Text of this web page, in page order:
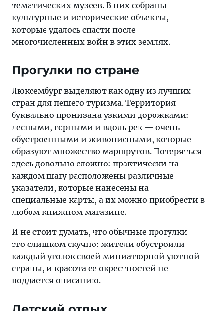
тематических музеев. В них собраны
культурные и исторические объекты,
которые удалось спасти после
многочисленных войн в этих землях.
Прогулки по стране
Люксембург выделяют как одну из лучших
стран для пешего туризма. Территория
буквально пронизана узкими дорожками:
лесными, горными и вдоль рек — очень
обустроенными и живописными, которые
образуют множество маршрутов. Потеряться
здесь довольно сложно: практически на
каждом шагу расположены различные
указатели, которые нанесены на
специальные карты, а их можно приобрести в
любом книжном магазине.
И не стоит думать, что обычные прогулки —
это слишком скучно: жители обустроили
каждый уголок своей миниатюрной уютной
страны, и красота ее окрестностей не
поддается описанию.